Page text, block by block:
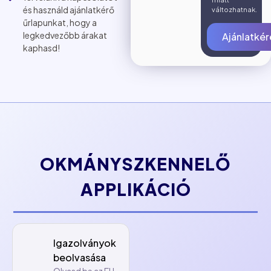
és használd ajánlatkérő
űrlapunkat, hogy a
legkedvezőbb árakat
kaphasd!
változhatnak.
Igazolványok
beolvasása
OKMÁNYSZKENNELŐ
APPLIKÁCIÓ